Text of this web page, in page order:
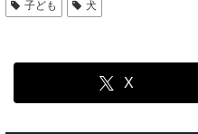
子ども 犬
X